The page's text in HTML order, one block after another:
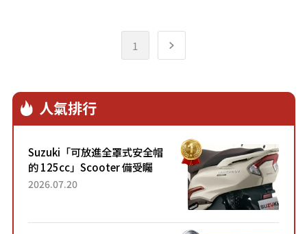
1
人氣排行
Suzuki「可放進全罩式安全帽
的 125cc」Scooter 備受矚
目！採用全新流線設計與各項
2026.07.20